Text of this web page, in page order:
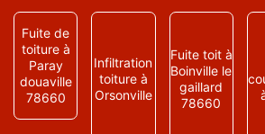
Fuite de
toiture à
Paray
douaville
78660
Infiltration
toiture à
Orsonville
Fuite toit à
Boinville le
gaillard
78660